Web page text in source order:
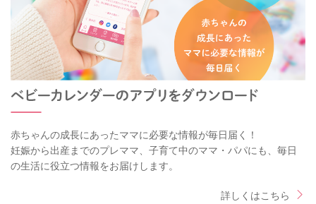
赤ちゃんの成長にあったママに必要な情報が毎日届く！
妊娠から出産までのプレママ、子育て中のママ・パパにも、毎日
の生活に役立つ情報をお届けします。
詳しくはこちら